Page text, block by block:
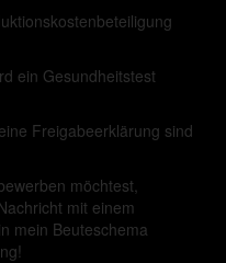
ein Gesundheitstest
Freigabeerklärung sind
möchtest,
mit einem
mein Beuteschema